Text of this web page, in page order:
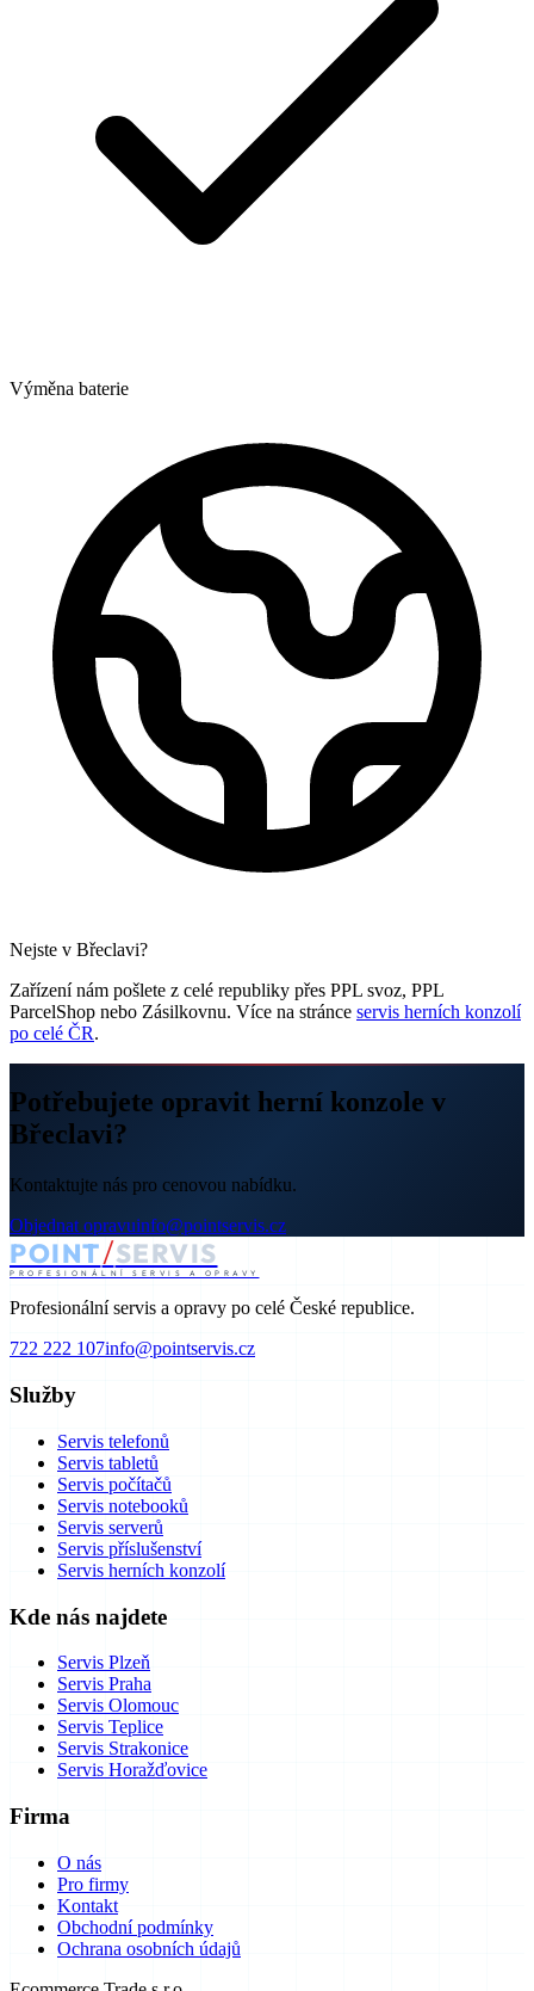
Výměna baterie
Nejste v Břeclavi?
Zařízení nám pošlete z celé republiky přes PPL svoz, PPL
ParcelShop nebo Zásilkovnu. Více na stránce servis herních konzolí
po celé ČR.
Potřebujete opravit herní konzole v
Břeclavi?
Kontaktujte nás pro cenovou nabídku.
Objednat opravuinfo@pointservis.cz
POINT/SERVIS
PROFESIONÁLNÍ SERVIS A OPRAVY
Profesionální servis a opravy po celé České republice.
722 222 107info@pointservis.cz
Služby
Servis telefonů
Servis tabletů
Servis počítačů
Servis notebooků
Servis serverů
Servis příslušenství
Servis herních konzolí
Kde nás najdete
Servis Plzeň
Servis Praha
Servis Olomouc
Servis Teplice
Servis Strakonice
Servis Horažďovice
Firma
O nás
Pro firmy
Kontakt
Obchodní podmínky
Ochrana osobních údajů